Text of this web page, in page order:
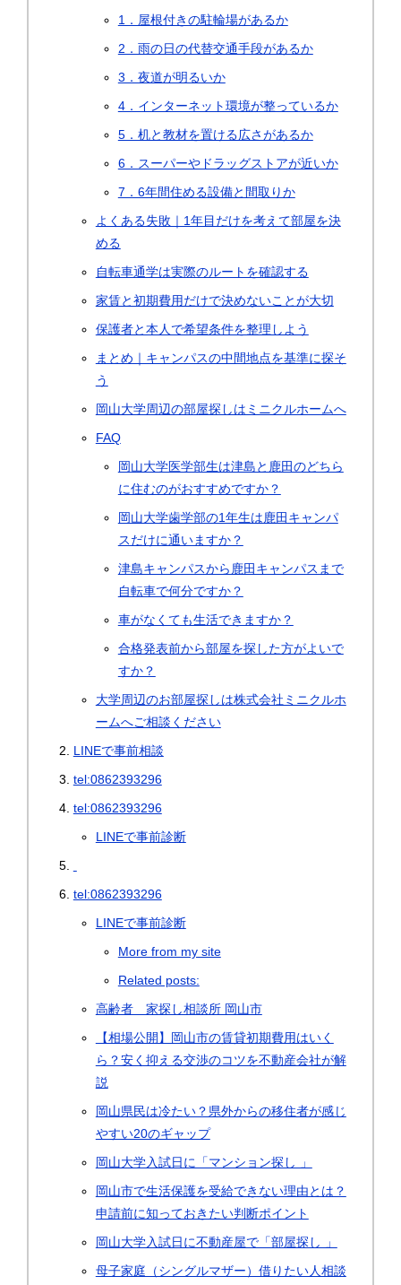
1．屋根付きの駐輪場があるか
2．雨の日の代替交通手段があるか
3．夜道が明るいか
4．インターネット環境が整っているか
5．机と教材を置ける広さがあるか
6．スーパーやドラッグストアが近いか
7．6年間住める設備と間取りか
よくある失敗｜1年目だけを考えて部屋を決
める
自転車通学は実際のルートを確認する
家賃と初期費用だけで決めないことが大切
保護者と本人で希望条件を整理しよう
まとめ｜キャンパスの中間地点を基準に探そ
う
岡山大学周辺の部屋探しはミニクルホームへ
FAQ
岡山大学医学部生は津島と鹿田のどちら
に住むのがおすすめですか？
岡山大学歯学部の1年生は鹿田キャンパ
スだけに通いますか？
津島キャンパスから鹿田キャンパスまで
自転車で何分ですか？
車がなくても生活できますか？
合格発表前から部屋を探した方がよいで
すか？
大学周辺のお部屋探しは株式会社ミニクルホ
ームへご相談ください
LINEで事前相談
tel:0862393296
tel:0862393296
LINEで事前診断
tel:0862393296
LINEで事前診断
More from my site
Related posts:
高齢者 家探し相談所 岡山市
【相場公開】岡山市の賃貸初期費用はいく
ら？安く抑える交渉のコツを不動産会社が解
説
岡山県民は冷たい？県外からの移住者が感じ
やすい20のギャップ
岡山大学入試日に「マンション探し 」
岡山市で生活保護を受給できない理由とは？
申請前に知っておきたい判断ポイント
岡山大学入試日に不動産屋で「部屋探し 」
母子家庭（シングルマザー）借りたい人相談